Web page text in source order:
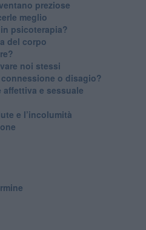
preziose
meglio
psicoterapia?
del corpo
noi stessi
o disagio?
affettiva e sessuale
e l’incolumità